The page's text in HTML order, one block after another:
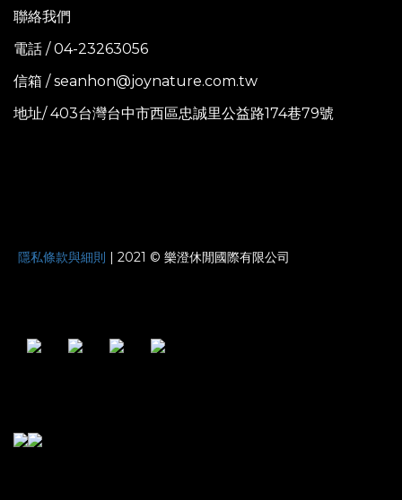
聯絡我們
電話 / 04-23263056
信箱 / seanhon@joynature.com.tw
地址/ 403台灣台中市西區忠誠里公益路174巷79號
隱私條款與細則 | 2021 © 樂澄休閒國際有限公司